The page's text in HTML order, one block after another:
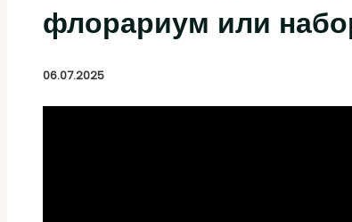
флорариум или
06.07.2025